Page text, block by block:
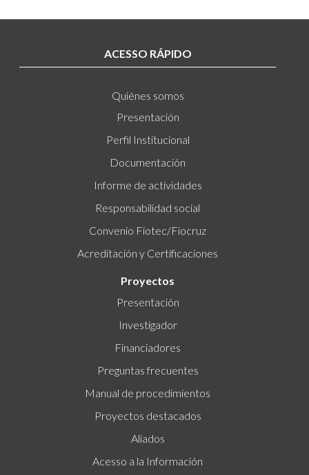
ACESSO RÁPIDO
Quiénes somos
Presentación
Perfil Institucional
Documentación
Informe de actividades
Responsabilidad social
Convenio Fiotec/Fiocruz
Acreditación y Certificaciones
Proyectos
Presentación
Investigador
Financiadores
Preguntas frecuentes
Manual de procedimientos
Proyectos destacados
Aliados
Acesso a la Información